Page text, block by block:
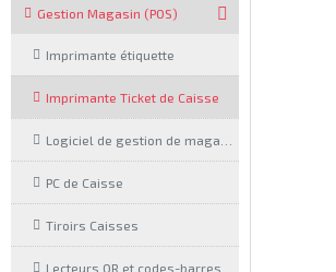
Gestion Magasin (POS)
Imprimante étiquette
Imprimante Ticket de Caisse
PC de Caisse
Tiroirs Caisses
Lecteurs QR et codes-barres